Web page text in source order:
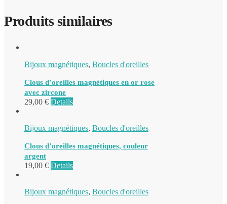
Produits similaires
Bijoux magnétiques, Boucles d'oreilles
Clous d’oreilles magnétiques en or rose
avec zircone
29,00 € Details
Bijoux magnétiques, Boucles d'oreilles
Clous d’oreilles magnétiques, couleur
argent
19,00 € Details
Bijoux magnétiques, Boucles d'oreilles